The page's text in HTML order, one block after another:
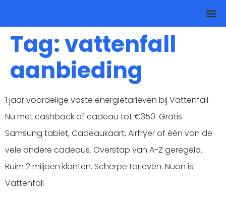
Tag:vattenfall
aanbieding
1 jaar voordelige vaste energietarieven bij Vattenfall.
Nu met cashback of cadeau tot €350. Gratis
Samsung tablet, Cadeaukaart, Airfryer of één van de
vele andere cadeaus. Overstap van A-Z geregeld.
Ruim 2 miljoen klanten. Scherpe tarieven. Nuon is
Vattenfall